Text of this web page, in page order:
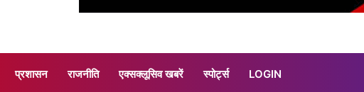
प्रशासन राजनीति एक्सक्लूसिव खबरें स्पोर्ट्स LOGIN